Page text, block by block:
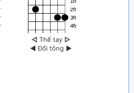
◁ Thế tay ▷
◀ Đổi tông ▶